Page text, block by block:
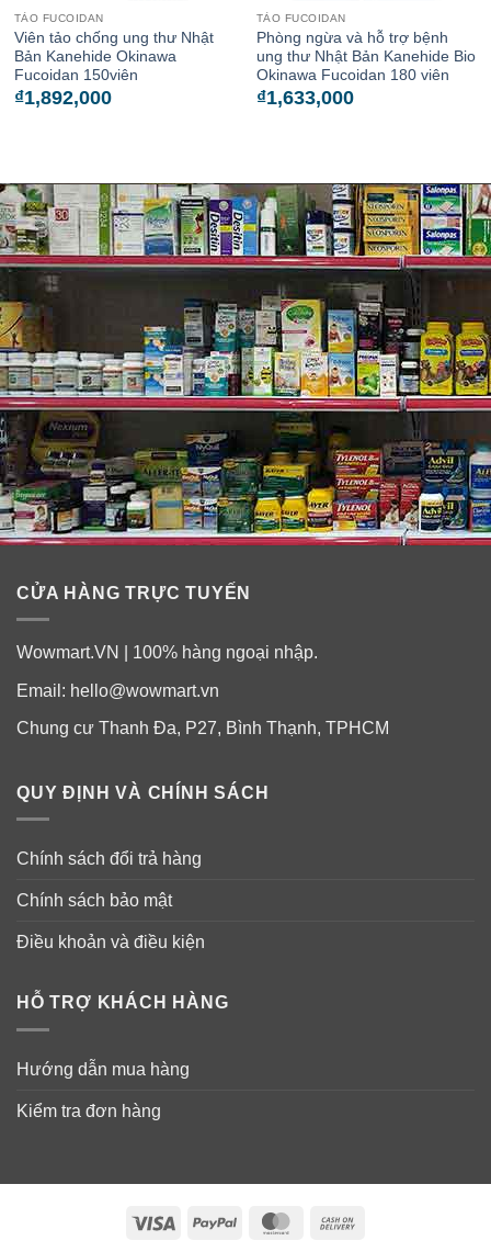
TẢO FUCOIDAN
Viên tảo chống ung thư Nhật
Bản Kanehide Okinawa
Fucoidan 150viên
₫1,892,000
TẢO FUCOIDAN
Phòng ngừa và hỗ trợ bệnh
ung thư Nhật Bản Kanehide Bio
Okinawa Fucoidan 180 viên
₫1,633,000
CỬA HÀNG TRỰC TUYẾN
Wowmart.VN | 100% hàng ngoại nhập.
Email: hello@wowmart.vn
Chung cư Thanh Đa, P27, Bình Thạnh, TPHCM
QUY ĐỊNH VÀ CHÍNH SÁCH
Chính sách đổi trả hàng
Chính sách bảo mật
Điều khoản và điều kiện
HỖ TRỢ KHÁCH HÀNG
Hướng dẫn mua hàng
Kiểm tra đơn hàng
Visa PayPal MasterCard